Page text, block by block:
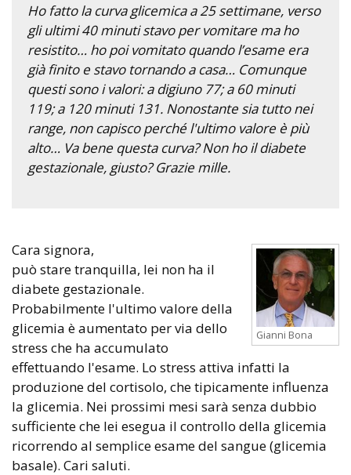
Ho fatto la curva glicemica a 25 settimane, verso
gli ultimi 40 minuti stavo per vomitare ma ho
resistito… ho poi vomitato quando l’esame era
già finito e stavo tornando a casa… Comunque
questi sono i valori: a digiuno 77; a 60 minuti
119; a 120 minuti 131. Nonostante sia tutto nei
range, non capisco perché l'ultimo valore è più
alto… Va bene questa curva? Non ho il diabete
gestazionale, giusto? Grazie mille.
Gianni Bona
Cara signora,
può stare tranquilla, lei non ha il
diabete gestazionale.
Probabilmente l'ultimo valore della
glicemia è aumentato per via dello
stress che ha accumulato
effettuando l'esame. Lo stress attiva infatti la
produzione del cortisolo, che tipicamente influenza
la glicemia. Nei prossimi mesi sarà senza dubbio
sufficiente che lei esegua il controllo della glicemia
ricorrendo al semplice esame del sangue (glicemia
basale). Cari saluti.